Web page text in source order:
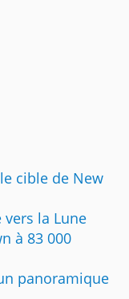
cible de New
la Lune
à 83 000
panoramique